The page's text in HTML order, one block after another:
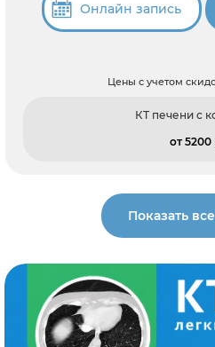
Онлайн запись
Цены с учетом
КТ печени с
от 5200
Показать